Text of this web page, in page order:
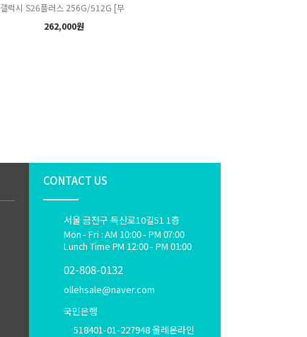
갤럭시 S26플러스 256G/512G [무
262,000원
CONTACT US
서울 금천구 독산로10길51 1층
Mon - Fri : AM 10:00 - PM 07:00
Lunch Time PM 12:00 - PM 01:00
02-808-0132
ollehsale@naver.com
국민은행
518401-01-227948 올레온라인